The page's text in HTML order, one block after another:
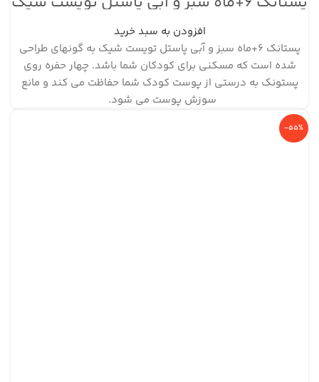
افزودن به سبد خرید
پستانک ۶+ماه سبز و آبی پاستل تویست شیک به گونه‎ای طراحی
شده است که مسکنی برای کودکان شما باشد. چهار حفره روی
پستونک به درستی از پوست کودک شما حفاظت می کند و مانع
سوزش پوست می شود.
-55%